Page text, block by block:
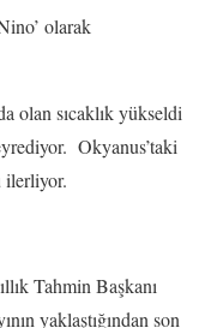
olarak
olan sıcaklık yükseldi
Okyanus’taki
ilerliyor.
Tahmin Başkanı
yaklaştığından son